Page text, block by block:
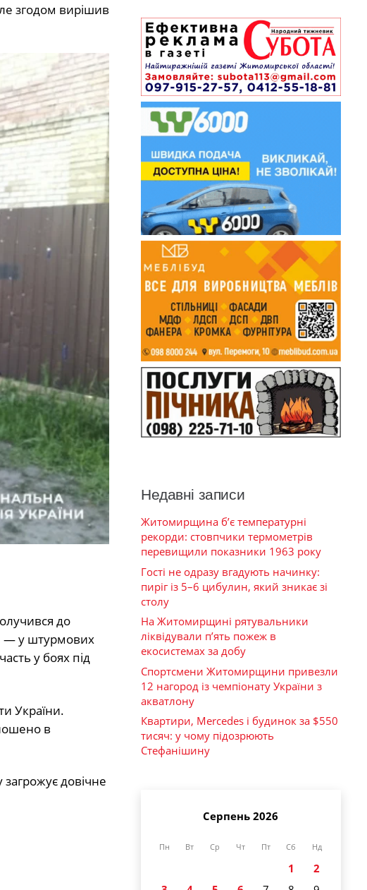
згодом вирішив
до
— у штурмових
у боях під
України.
в
довічне
Недавні записи
Житомирщина б’є температурні
рекорди: стовпчики термометрів
перевищили показники 1963 року
Гості не одразу вгадують начинку:
пиріг із 5–6 цибулин, який зникає зі
столу
На Житомирщині рятувальники
ліквідували п’ять пожеж в
екосистемах за добу
Спортсмени Житомирщини привезли
12 нагород із чемпіонату України з
акватлону
Квартири, Mercedes і будинок за $550
тисяч: у чому підозрюють
Стефанішину
Серпень 2026
Пн Вт Ср Чт Пт Сб Нд
1
2